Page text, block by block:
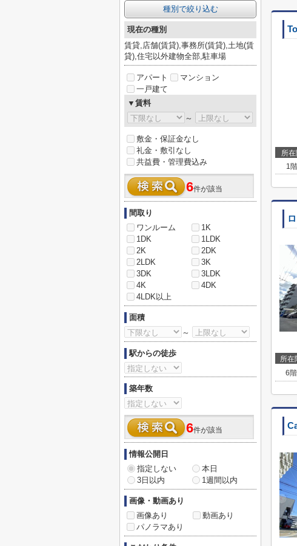
所
1階
所在
6階
種別で絞り込む
現在の種別
賃貸,店舗(賃貸),事務所(賃貸),土地(賃
貸),住宅以外建物全部,駐車場
アパート
マンション
一戸建て
▼賃料
～
敷金・保証金なし
礼金・敷引なし
共益費・管理費込み
6件が該当
間取り
ワンルーム
1K
1DK
1LDK
2K
2DK
2LDK
3K
3DK
3LDK
4K
4DK
4LDK以上
面積
～
駅からの徒歩
築年数
6件が該当
情報公開日
指定しない
本日
3日以内
1週間以内
画像・動画あり
画像あり
動画あり
パノラマあり